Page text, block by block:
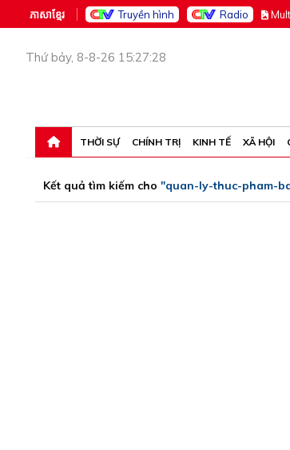
ភាសាខ្មែរ Truyền hình Radio M
Thứ bảy, 8-8-26 15:27:28
THỜI SỰ CHÍNH TRỊ KINH TẾ XÃ HỘI
Kết quả tìm kiếm cho "quan-ly-thuc-pham-